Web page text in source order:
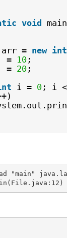
void
= new int
= 10;
= 20;
i = 0; i
"main"